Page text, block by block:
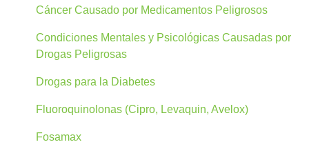
Cáncer Causado por Medicamentos Peligrosos
Condiciones Mentales y Psicológicas Causadas por
Drogas Peligrosas
Drogas para la Diabetes
Fluoroquinolonas (Cipro, Levaquin, Avelox)
Fosamax